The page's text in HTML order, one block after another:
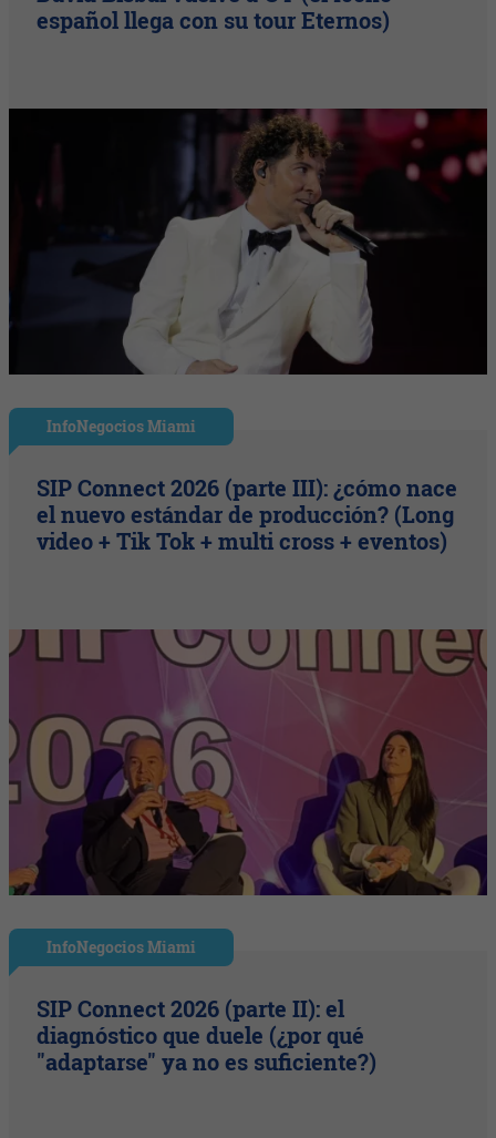
español llega con su tour Eternos)
InfoNegocios Miami
SIP Connect 2026 (parte III): ¿cómo nace
el nuevo estándar de producción? (Long
video + Tik Tok + multi cross + eventos)
InfoNegocios Miami
SIP Connect 2026 (parte II): el
diagnóstico que duele (¿por qué
"adaptarse" ya no es suficiente?)